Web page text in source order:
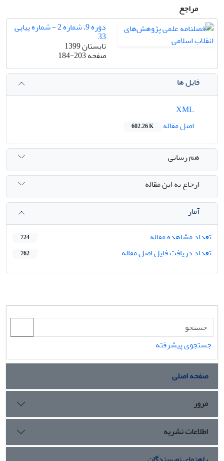
مراجع
دوره 9، شماره 2 - شماره پیاپی
33
تابستان 1399
صفحه184-203
فایل ها
اصل مقاله
602.26 K
هم رسانی
ارجاع به این مقاله
آمار
تعداد مشاهده مقاله
724
تعداد دریافت فایل اصل مقاله 762
جستجوی پیشرفته
صفحه اصلی
مرور
اطلاعات نشریه